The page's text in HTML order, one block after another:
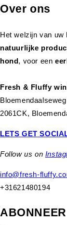
Over ons
Het welzijn van uw
natuurlijke
hond, voor een
Fresh & Fluffy
2061CK,
LETS GET
Follow us on
info@fresh-
+31621480194